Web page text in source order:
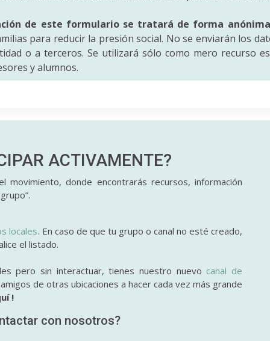
de este formulario se tratará de forma anónima
para reducir la presión social. No se enviarán los
o a terceros. Se utilizará sólo como mero recurso
y alumnos.
ACTIVAMENTE?
donde encontrarás recursos, información
locales. En caso de que tu grupo o canal no esté creado,
el listado.
pero sin interactuar, tienes nuestro nuevo canal de
de otras ubicaciones a hacer cada vez más grande
!
con nosotros?